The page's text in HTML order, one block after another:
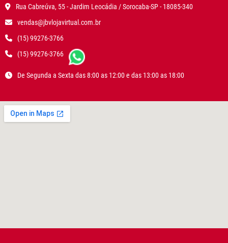
Rua Cabreúva, 55 - Jardim Leocádia / Sorocaba-SP - 18085-340
vendas@jbvlojavirtual.com.br
(15) 99276-3766
(15) 99276-3766
De Segunda a Sexta das 8:00 as 12:00 e das 13:00 as 18:00